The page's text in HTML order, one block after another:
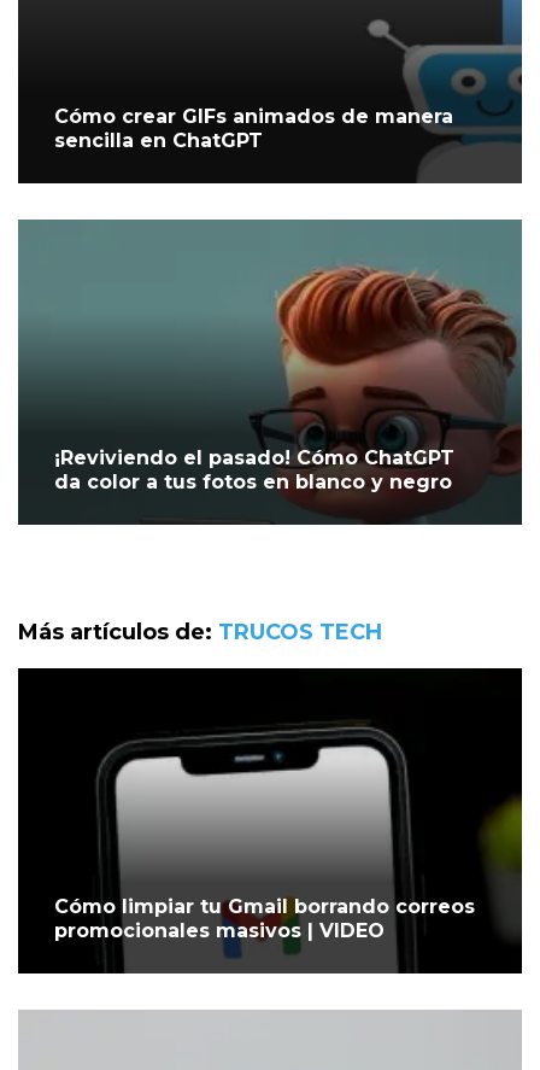
Cómo crear GIFs animados de manera
sencilla en ChatGPT
¡Reviviendo el pasado! Cómo ChatGPT
da color a tus fotos en blanco y negro
Más artículos de: TRUCOS TECH
Cómo limpiar tu Gmail borrando correos
promocionales masivos | VIDEO